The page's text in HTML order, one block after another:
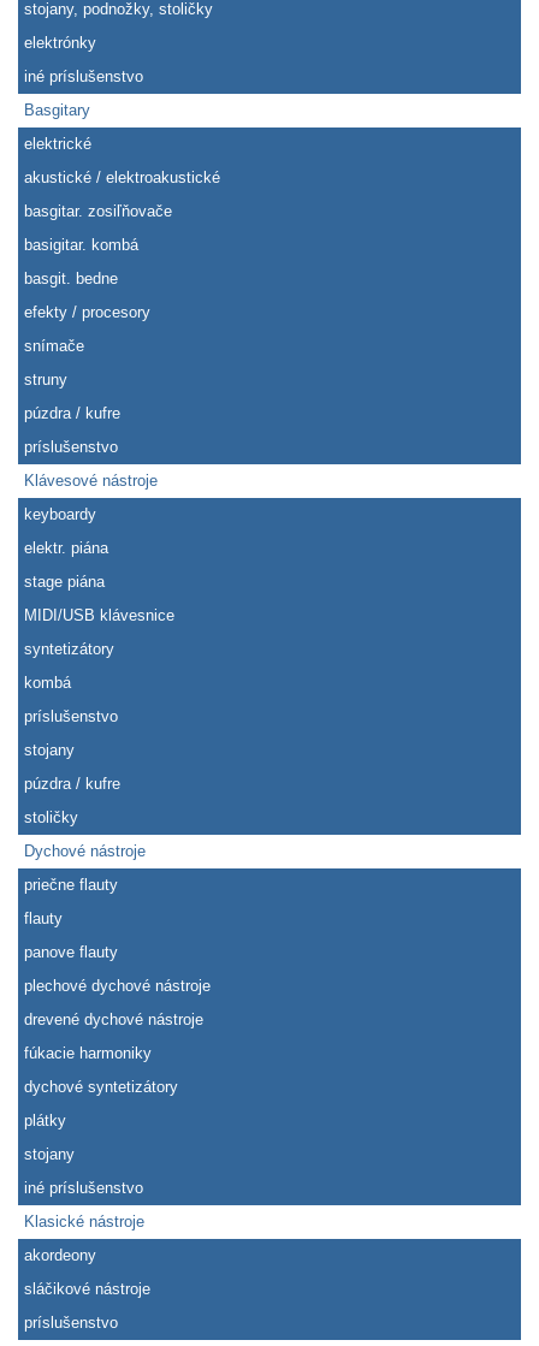
stojany, podnožky, stoličky
elektrónky
iné príslušenstvo
Basgitary
elektrické
akustické / elektroakustické
basgitar. zosiľňovače
basigitar. kombá
basgit. bedne
efekty / procesory
snímače
struny
púzdra / kufre
príslušenstvo
Klávesové nástroje
keyboardy
elektr. piána
stage piána
MIDI/USB klávesnice
syntetizátory
kombá
príslušenstvo
stojany
púzdra / kufre
stoličky
Dychové nástroje
priečne flauty
flauty
panove flauty
plechové dychové nástroje
drevené dychové nástroje
fúkacie harmoniky
dychové syntetizátory
plátky
stojany
iné príslušenstvo
Klasické nástroje
akordeony
sláčikové nástroje
príslušenstvo